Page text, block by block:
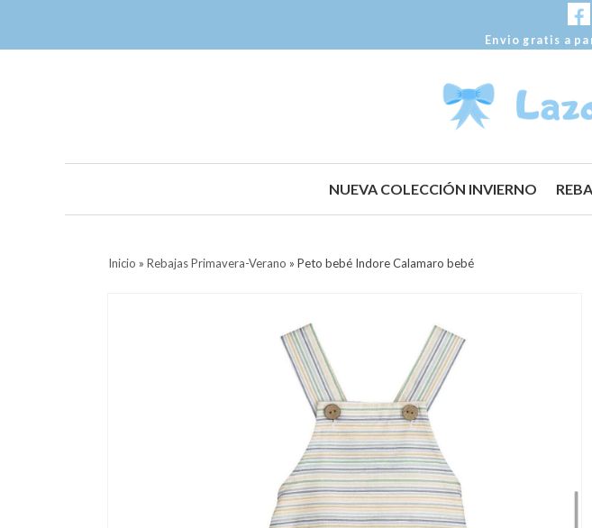
Envio gratis a
NUEVA COLECCIÓN INVIERNO
Inicio » Rebajas Primavera-Verano » Peto bebé Indore Calamaro bebé